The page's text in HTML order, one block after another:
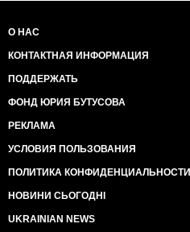
О НАС
КОНТАКТНАЯ ИНФОРМАЦИЯ
ПОДДЕРЖАТЬ
ФОНД ЮРИЯ БУТУСОВА
РЕКЛАМА
УСЛОВИЯ ПОЛЬЗОВАНИЯ
ПОЛИТИКА КОНФИДЕНЦИАЛЬНОСТИ
НОВИНИ СЬОГОДНІ
UKRAINIAN NEWS